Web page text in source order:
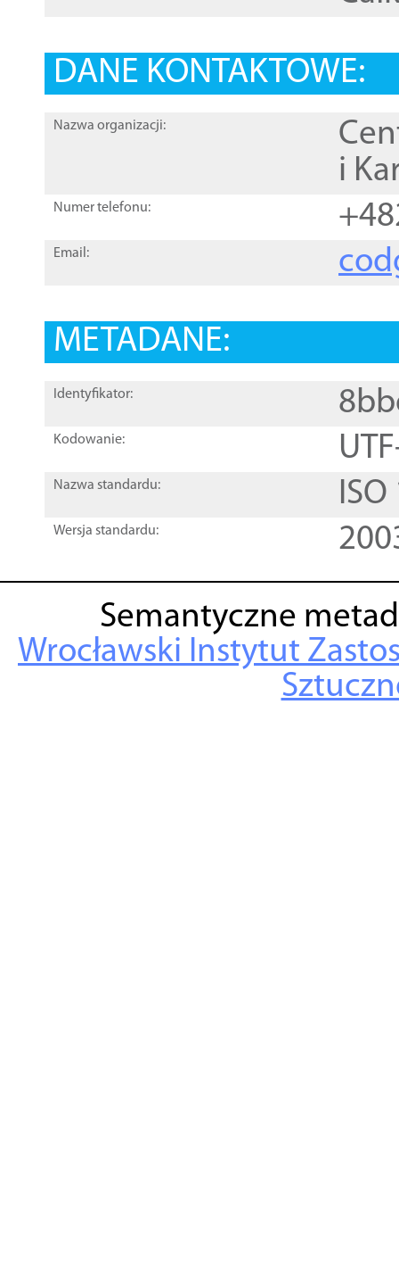
DANE KONTAKTOWE:
Nazwa organizacji:
i
Numer telefonu:
Email:
METADANE:
Identyfikator:
Kodowanie:
Nazwa standardu:
Wersja standardu:
Semantyczne
Wrocławski Instytut